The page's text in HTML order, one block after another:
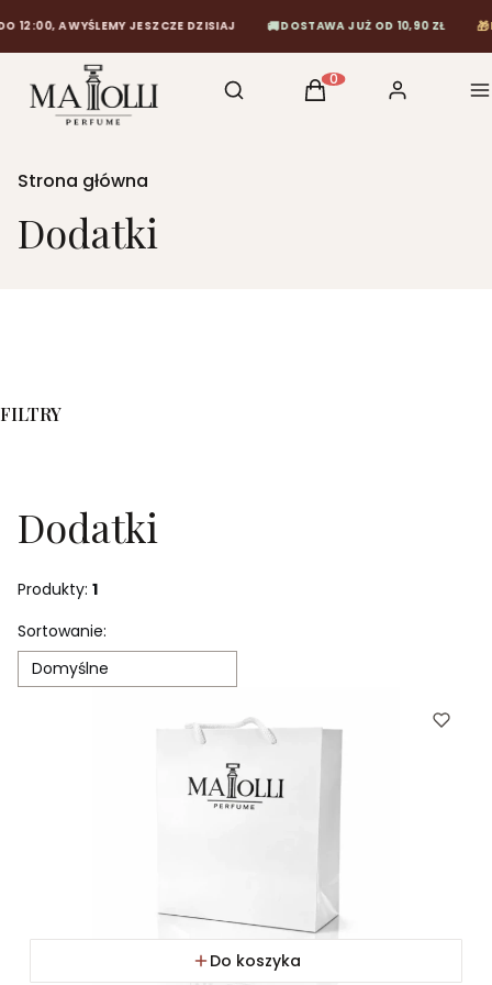
12:00, A WYŚLEMY JESZCZE DZISIAJ 🚚DOSTAWA JUŻ OD 10,90 ZŁ 🎁
Otwórz wyszukiwarkę
Szukaj Produkty w koszyku:
Koszyk Zaloguj się
Strona główna
Dodatki
FILTRY
Dodatki
Produkty: 1
Lista produktów
Sortowanie:
Domyślne
Do koszyka